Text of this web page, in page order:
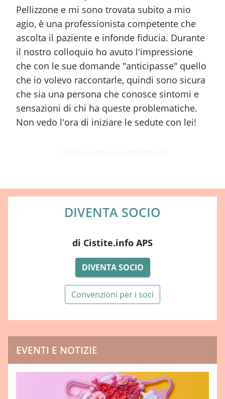
Pellizzone e mi sono trovata subito a mio
agio, è una professionista competente che
ascolta il paziente e infonde fiducia. Durante
il nostro colloquio ho avuto l'impressione
che con le sue domande "anticipasse" quello
che io volevo raccontarle, quindi sono sicura
che sia una persona che conosce sintomi e
sensazioni di chi ha queste problematiche.
Non vedo l'ora di iniziare le sedute con lei!
DIVENTA SOCIO
di Cistite.info APS
DIVENTA SOCIO
Convenzioni per i soci
EVENTI E NOTIZIE